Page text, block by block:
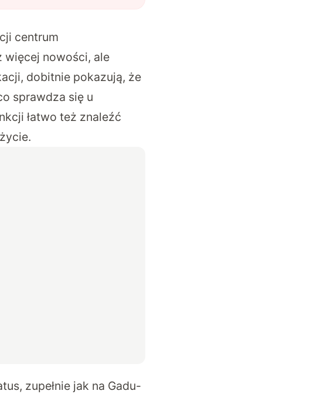
centrum
więcej nowości, ale
dobitnie pokazują, że
sprawdza się u
łatwo też znaleźć
zupełnie jak na Gadu-